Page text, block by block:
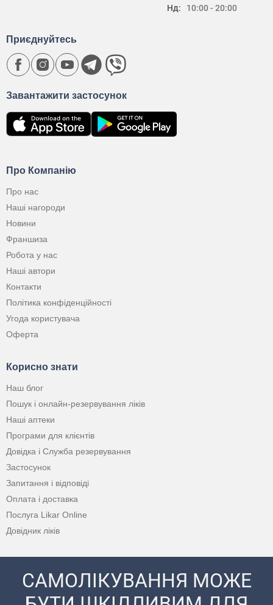
Нд:
10:00 - 20:00
Про Компанію
Про нас
Наші нагороди
Новини
Франшиза
Робота у нас
Наші автори
Контакти
Політика конфіденційності
Угода користувача
Оферта
Корисно знати
Наш блог
Пошук і онлайн-резервування ліків
Наші аптеки
Програми для клієнтів
Довідка і Служба резервування
Застосунок
Запитання і відповіді
Оплата і доставка
Послуга Likar Online
Довідник ліків
Завантажити застосунок
Приєднуйтесь
САМОЛІКУВАННЯ МОЖЕ